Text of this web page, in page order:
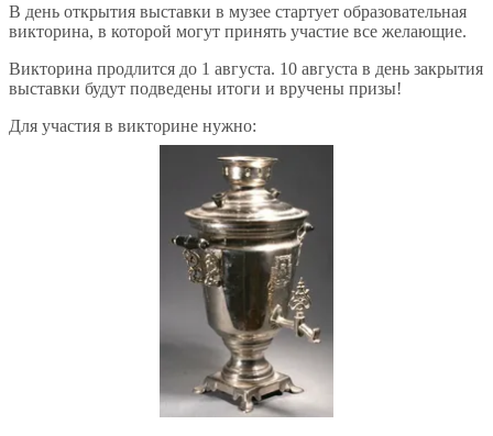
В день открытия выставки в музее стартует образовательная
викторина, в которой могут принять участие все желающие.
Викторина продлится до 1 августа. 10 августа в день закрытия
выставки будут подведены итоги и вручены призы!
Для участия в викторине нужно: